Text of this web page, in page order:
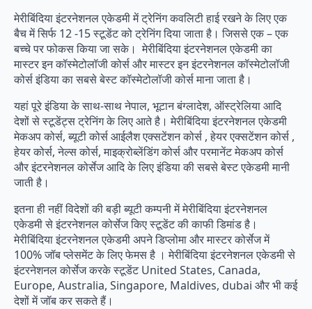
मेरीबिंदिया इंटरनेशनल एकेडमी में ट्रेनिंग कवलिटी हाई रखने के लिए एक
बैच में सिर्फ 12 -15 स्टूडेंट को ट्रेनिंग दिया जाता है। जिससे एक – एक
बच्चे पर फोकस किया जा सके। मेरीबिंदिया इंटरनेशनल एकेडमी का
मास्टर इन कॉस्मेटोलॉजी कोर्स और मास्टर इन इंटरनेशनल कॉस्मेटोलॉजी
कोर्स इंडिया का सबसे बेस्ट कॉस्मेटोलॉजी कोर्स माना जाता है।
यहां पूरे इंडिया के साथ-साथ नेपाल, भूटान बंग्लादेश, ऑस्ट्रेलिया आदि
देशों से स्टूडेंट्स ट्रेनिंग के लिए आते है। मेरीबिंदिया इंटरनेशनल एकेडमी
मेकअप कोर्स, ब्यूटी कोर्स आईलैश एक्सटेंशन कोर्स , हेयर एक्सटेंशन कोर्स ,
हेयर कोर्स, नेल्स कोर्स, माइक्रोब्लेंडिंग कोर्स और परमानेंट मेकअप कोर्स
और इंटरनेशनल कोर्सेज आदि के लिए इंडिया की सबसे बेस्ट एकेडमी मानी
जाती है।
इतना ही नहीं विदेशों की बड़ी ब्यूटी कम्पनी में मेरीबिंदिया इंटरनेशनल
एकेडमी से इंटरनेशनल कोर्सेज किए स्टूडेंट की काफी डिमांड है।
मेरीबिंदिया इंटरनेशनल एकेडमी अपने डिप्लोमा और मास्टर कोर्सेज में
100% जॉब प्लेसमेंट के लिए फेमस है । मेरीबिंदिया इंटरनेशनल एकेडमी से
इंटरनेशनल कोर्सेज करके स्टूडेंट United States, Canada,
Europe, Australia, Singapore, Maldives, dubai और भी कई
देशों में जॉब कर सकते हैं।